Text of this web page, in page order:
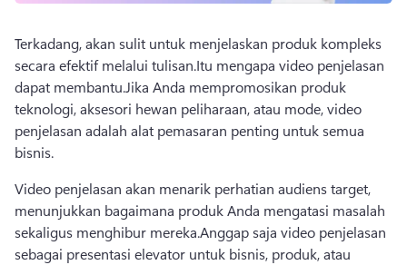
Terkadang, akan sulit untuk menjelaskan produk kompleks
secara efektif melalui tulisan.Itu mengapa video penjelasan
dapat membantu.Jika Anda mempromosikan produk
teknologi, aksesori hewan peliharaan, atau mode, video
penjelasan adalah alat pemasaran penting untuk semua
bisnis.
Video penjelasan akan menarik perhatian audiens target,
menunjukkan bagaimana produk Anda mengatasi masalah
sekaligus menghibur mereka.Anggap saja video penjelasan
sebagai presentasi elevator untuk bisnis, produk, atau